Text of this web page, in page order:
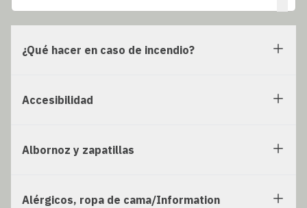
¿Qué hacer en caso de incendio?
Accesibilidad
Albornoz y zapatillas
Alérgicos, ropa de cama/Information